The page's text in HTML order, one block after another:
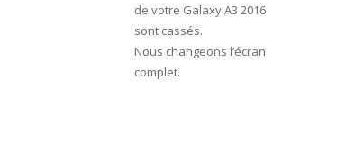
de votre Galaxy A3 2016
sont cassés.
Nous changeons l’écran
complet.